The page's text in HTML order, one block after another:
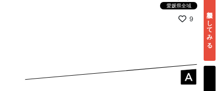
相談をしてみる
愛媛県全域
9